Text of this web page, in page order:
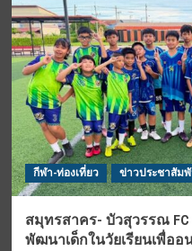
กีฬา-ท่องเที่ยว ข่าวประชาสัม
สมุทรสาคร- บัวสุวรรณ FC
พัฒนาเด็กในวัยเรียนเพื่ออ